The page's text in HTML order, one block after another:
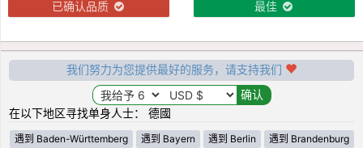
已确认品质 最佳
我们努力为您提供最好的服务，请支持我们
在以下地区寻找单身人士： 德國
遇到 Baden-Württemberg 遇到 Bayern 遇到 Berlin 遇到 Brandenburg